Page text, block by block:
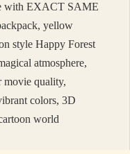
with EXACT SAME
yellow
style Happy Forest
atmosphere,
movie quality,
colors, 3D
world